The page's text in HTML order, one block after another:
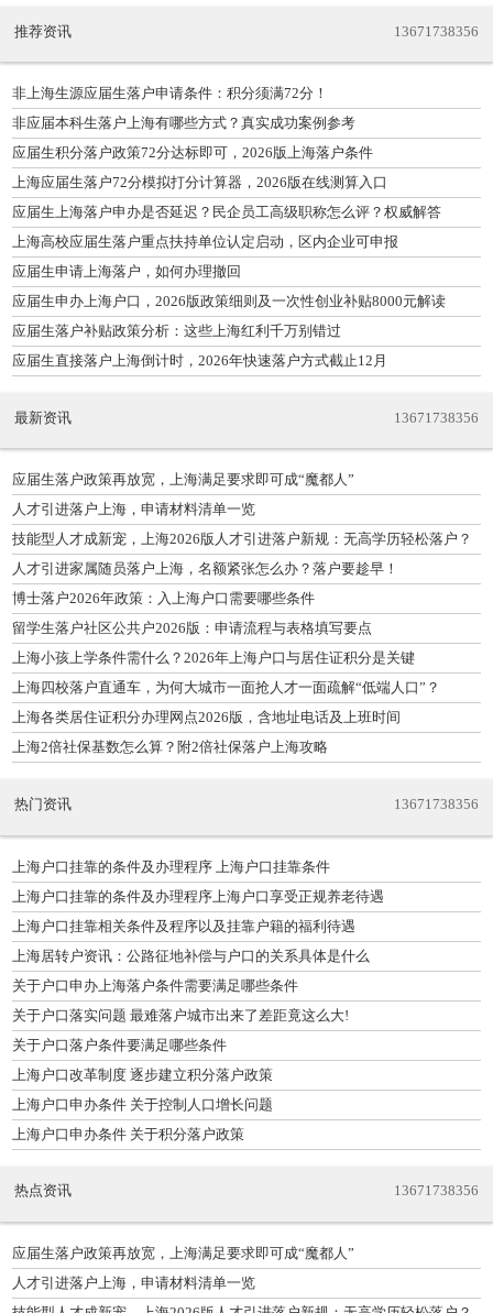
推荐资讯 13671738356
非上海生源应届生落户申请条件：积分须满72分！
非应届本科生落户上海有哪些方式？真实成功案例参考
应届生积分落户政策72分达标即可，2026版上海落户条件
上海应届生落户72分模拟打分计算器，2026版在线测算入口
应届生上海落户申办是否延迟？民企员工高级职称怎么评？权威解答
上海高校应届生落户重点扶持单位认定启动，区内企业可申报
应届生申请上海落户，如何办理撤回
应届生申办上海户口，2026版政策细则及一次性创业补贴8000元解读
应届生落户补贴政策分析：这些上海红利千万别错过
应届生直接落户上海倒计时，2026年快速落户方式截止12月
最新资讯 13671738356
应届生落户政策再放宽，上海满足要求即可成“魔都人”
人才引进落户上海，申请材料清单一览
技能型人才成新宠，上海2026版人才引进落户新规：无高学历轻松落户？
人才引进家属随员落户上海，名额紧张怎么办？落户要趁早！
博士落户2026年政策：入上海户口需要哪些条件
留学生落户社区公共户2026版：申请流程与表格填写要点
上海小孩上学条件需什么？2026年上海户口与居住证积分是关键
上海四校落户直通车，为何大城市一面抢人才一面疏解“低端人口”？
上海各类居住证积分办理网点2026版，含地址电话及上班时间
上海2倍社保基数怎么算？附2倍社保落户上海攻略
热门资讯 13671738356
上海户口挂靠的条件及办理程序 上海户口挂靠条件
上海户口挂靠的条件及办理程序上海户口享受正规养老待遇
上海户口挂靠相关条件及程序以及挂靠户籍的福利待遇
上海居转户资讯：公路征地补偿与户口的关系具体是什么
关于户口申办上海落户条件需要满足哪些条件
关于户口落实问题 最难落户城市出来了差距竟这么大!
关于户口落户条件要满足哪些条件
上海户口改革制度 逐步建立积分落户政策
上海户口申办条件 关于控制人口增长问题
上海户口申办条件 关于积分落户政策
热点资讯 13671738356
应届生落户政策再放宽，上海满足要求即可成“魔都人”
人才引进落户上海，申请材料清单一览